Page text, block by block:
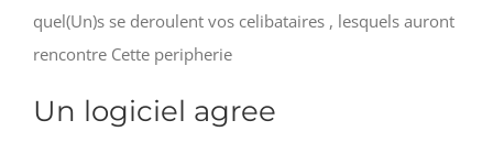
quel(Un)s se deroulent vos celibataires , lesquels auront
rencontre Cette peripherie
Un logiciel agree